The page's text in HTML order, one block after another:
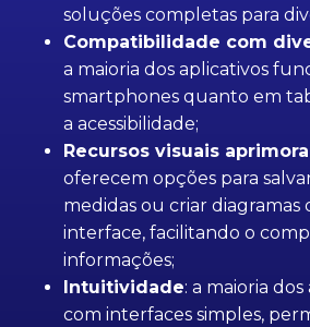
soluções completas para
Compatibilidade com
a maioria dos aplicativos
smartphones quanto em
a acessibilidade;
Recursos visuais
oferecem opções para
medidas ou criar
interface, facilitando o
informações;
Intuitividade: a maioria
com interfaces simples,